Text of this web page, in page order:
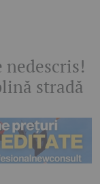
nedescris!
stradă